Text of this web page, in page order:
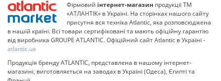
Фірмовий інтернет-магазин продукції ТМ
«АТЛАНТІК» в Україні. На сторінках нашого сайту
присутня вся техніка Atlantic, яка розповсюджена
в нашій країні. Всі товари сертифіковані та мають офіційну гарантію
від виробника GROUPE ATLANTIC. Офіційний сайт Atlantic в Україні -
atlantic.ua
Продукція бренду ATLANTIC, представлена в нашому інтернет-
магазині, виготовляється на заводах в Україні (Одеса), Єгипті та